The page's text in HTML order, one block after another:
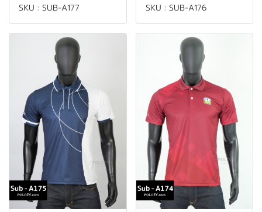
SKU : SUB-A177 SKU : SUB-A176